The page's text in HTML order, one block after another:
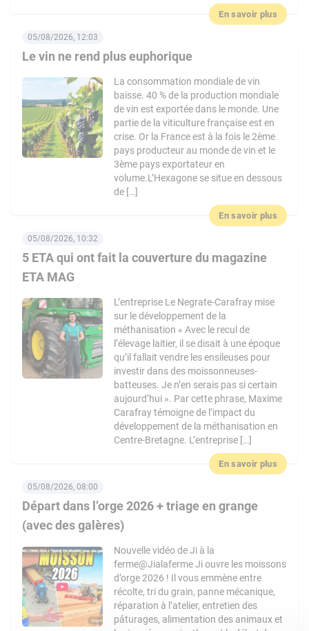
En savoir plus
Le vin ne rend plus euphorique
05/08/2026, 12:03
La consommation mondiale de vin
baisse. 40 % de la production mondiale
de vin est exportée dans le monde. Une
partie de la viticulture française est en
crise. Or la France est à la fois le 2ème
pays producteur au monde de vin et le
3ème pays exportateur en
volume.L’Hexagone se situe en dessous
de […]
En savoir plus
5 ETA qui ont fait la couverture du magazine
ETA MAG
05/08/2026, 10:32
L’entreprise Le Negrate-Carafray mise
sur le développement de la
méthanisation « Avec le recul de
l’élevage laitier, il se disait à une époque
qu’il fallait vendre les ensileuses pour
investir dans des moissonneuses-
batteuses. Je n’en serais pas si certain
aujourd’hui ». Par cette phrase, Maxime
Carafray témoigne de l’impact du
développement de la méthanisation en
Centre-Bretagne. L’entreprise […]
En savoir plus
Départ dans l’orge 2026 + triage en grange
(avec des galères)
05/08/2026, 08:00
Nouvelle vidéo de Ji à la
ferme@Jialaferme Ji ouvre les moissons
d’orge 2026 ! Il vous emmène entre
récolte, tri du grain, panne mécanique,
réparation à l’atelier, entretien des
pâturages, alimentation des animaux et